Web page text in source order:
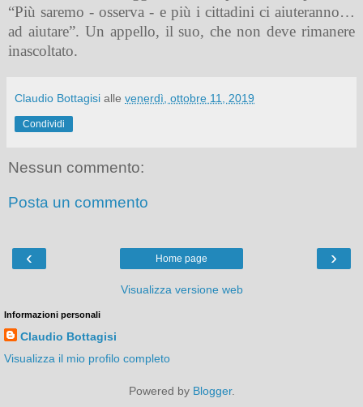
“Più saremo - osserva - e più i cittadini ci aiuteranno…
ad aiutare”. Un appello, il suo, che non deve rimanere
inascoltato.
Claudio Bottagisi alle venerdì, ottobre 11, 2019
Condividi
Nessun commento:
Posta un commento
‹ ›
Home page
Visualizza versione web
Informazioni personali
Claudio Bottagisi
Visualizza il mio profilo completo
Powered by Blogger.